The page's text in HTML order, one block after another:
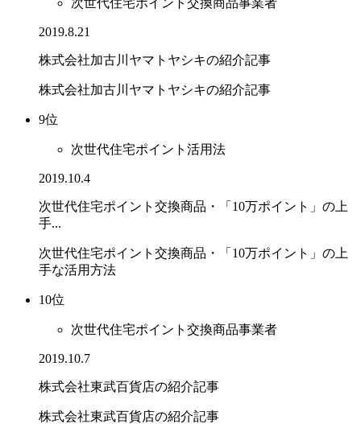
次世代住宅ポイント交換商品事業者
2019.8.21
株式会社加古川ヤマトヤシキの紹介記事
株式会社加古川ヤマトヤシキの紹介記事
9位
次世代住宅ポイント活用法
2019.10.4
次世代住宅ポイント交換商品・「10万ポイント」の上
手...
次世代住宅ポイント交換商品・「10万ポイント」の上
手な活用方法
10位
次世代住宅ポイント交換商品事業者
2019.10.7
株式会社東武百貨店の紹介記事
株式会社東武百貨店の紹介記事